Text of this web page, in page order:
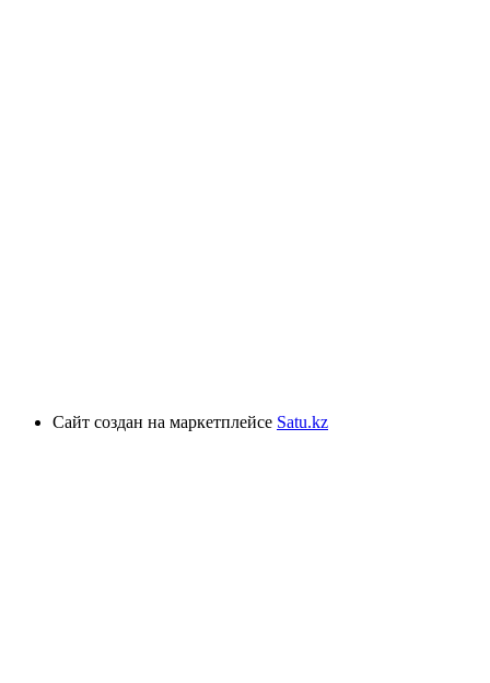
Сайт создан на маркетплейсе Satu.kz